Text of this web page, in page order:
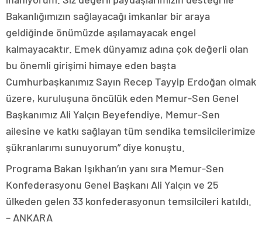
Bakanlığımızın sağlayacağı imkanlar bir araya
geldiğinde önümüzde aşılamayacak engel
kalmayacaktır. Emek dünyamız adına çok değerli olan
bu önemli girişimi himaye eden başta
Cumhurbaşkanımız Sayın Recep Tayyip Erdoğan olmak
üzere, kuruluşuna öncülük eden Memur-Sen Genel
Başkanımız Ali Yalçın Beyefendiye, Memur-Sen
ailesine ve katkı sağlayan tüm sendika temsilcilerimize
şükranlarımı sunuyorum” diye konuştu.
Programa Bakan Işıkhan’ın yanı sıra Memur-Sen
Konfederasyonu Genel Başkanı Ali Yalçın ve 25
ülkeden gelen 33 konfederasyonun temsilcileri katıldı.
– ANKARA